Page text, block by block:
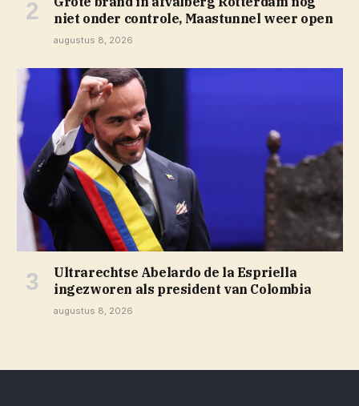
niet onder controle, Maastunnel weer open
augustus 8, 2026
Ultrarechtse Abelardo de la Espriella
ingezworen als president van Colombia
augustus 8, 2026